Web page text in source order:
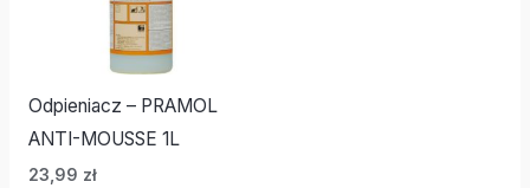
Odpieniacz – PRAMOL
ANTI-MOUSSE 1L
23,99 zł